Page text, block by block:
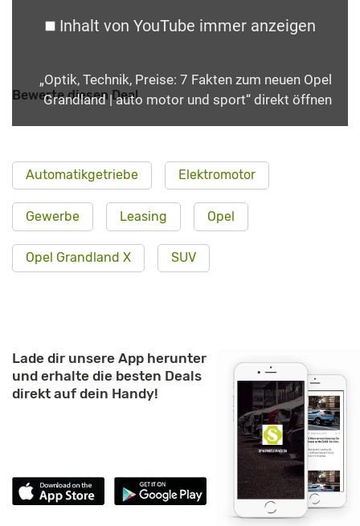
Inhalt von YouTube immer anzeigen
„Optik, Technik, Preise: 7 Fakten zum neuen Opel
Grandland | auto motor und sport“ direkt öffnen
Bewerte diesen Deal
Automatikgetriebe Elektromotor
Gewerbe Leasing Opel
Opel Grandland X SUV
Lade dir unsere App herunter
und erhalte die besten Deals
direkt auf dein Handy!